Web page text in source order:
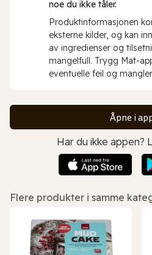
noe du ikke tåler.
Produktinformasjonen
eksterne kilder, og kan
av ingredienser og
mangelfull. Trygg Mat-
eventuelle feil og mangler.
Åpne i
Har du ikke appen?
Flere produkter i samme